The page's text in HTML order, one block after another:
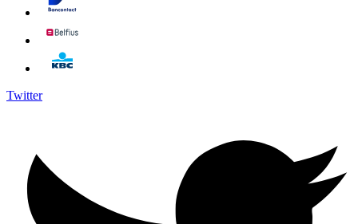
Twitter